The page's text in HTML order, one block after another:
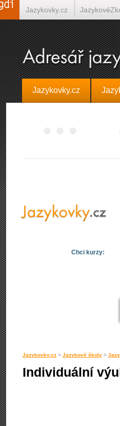
Jazykovky.cz
Chci kurzy:
Jazykovky.cz > Jazykové školy >
Individuální
Jazykovky.cz
Španělština on-line